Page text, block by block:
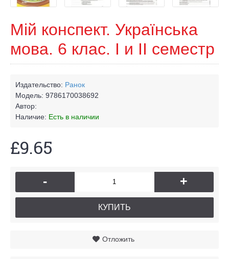
Мій конспект. Українська
мова. 6 клас. І и II семестр
Издательство: Ранок
Модель: 9786170038692
Автор:
Наличие: Есть в наличии
£9.65
- +
КУПИТЬ
Отложить